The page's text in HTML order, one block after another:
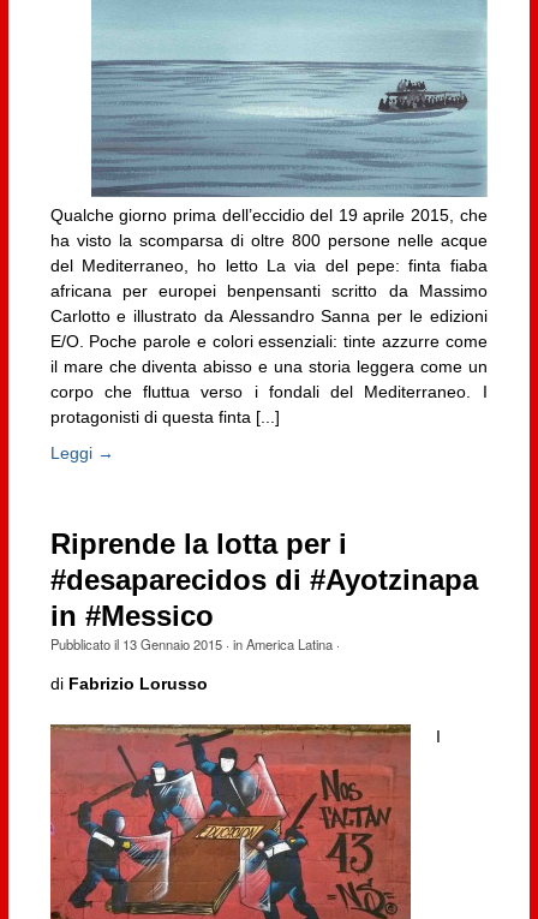
Qualche giorno prima dell’eccidio del 19 aprile 2015, che
ha visto la scomparsa di oltre 800 persone nelle acque
del Mediterraneo, ho letto La via del pepe: finta fiaba
africana per europei benpensanti scritto da Massimo
Carlotto e illustrato da Alessandro Sanna per le edizioni
E/O. Poche parole e colori essenziali: tinte azzurre come
il mare che diventa abisso e una storia leggera come un
corpo che fluttua verso i fondali del Mediterraneo. I
protagonisti di questa finta [...]
Leggi →
Riprende la lotta per i
#desaparecidos di #Ayotzinapa
in #Messico
Pubblicato il 13 Gennaio 2015· inAmerica Latina·
di Fabrizio Lorusso
I